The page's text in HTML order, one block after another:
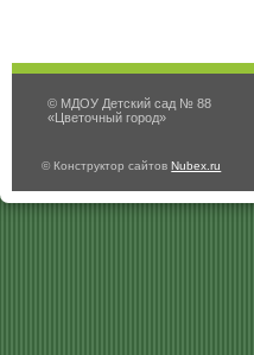
© МДОУ Детский сад № 88
«Цветочный город»
© Конструктор сайтовNubex.ru